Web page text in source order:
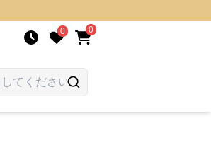
0 0